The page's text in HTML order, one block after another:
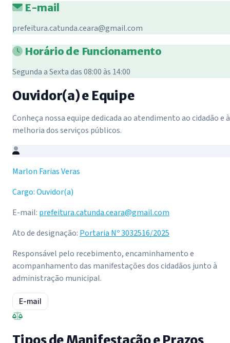
E-mail
prefeitura.catunda.ceara@gmail.com
Horário de Funcionamento
Segunda a Sexta das 08:00 às 14:00
Ouvidor(a) e Equipe
Conheça nossa equipe dedicada ao atendimento ao cidadão e à
melhoria dos serviços públicos.
Marlon Farias Veras
Cargo: Ouvidor(a)
E-mail: prefeitura.catunda.ceara@gmail.com
Ato de designação: Portaria Nº 3032516/2025
Responsável pelo recebimento, encaminhamento e
acompanhamento das manifestações dos cidadãos junto à
administração municipal.
E-mail